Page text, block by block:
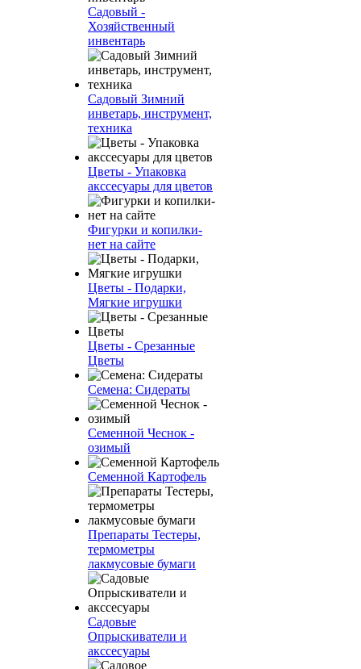
Садовый -
Хозяйственный
инвентарь
Садовый Зимний
инветарь, инструмент,
техника
Цветы - Упаковка
акссесуары для цветов
Фигурки и копилки-
нет на сайте
Цветы - Подарки,
Мягкие игрушки
Цветы - Срезанные
Цветы
Семена: Сидераты
Семенной Чеснок -
озимый
Семенной Картофель
Препараты Тестеры,
термометры
лакмусовые бумаги
Садовые
Опрыскиватели и
акссесуары